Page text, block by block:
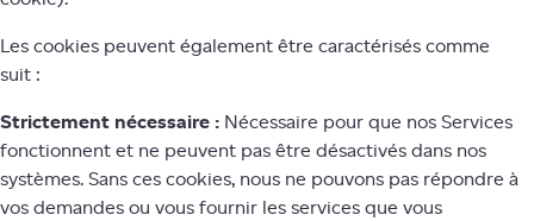
Les cookies peuvent également être caractérisés comme
suit :
Strictement nécessaire : Nécessaire pour que nos Services
fonctionnent et ne peuvent pas être désactivés dans nos
systèmes. Sans ces cookies, nous ne pouvons pas répondre à
vos demandes ou vous fournir les services que vous